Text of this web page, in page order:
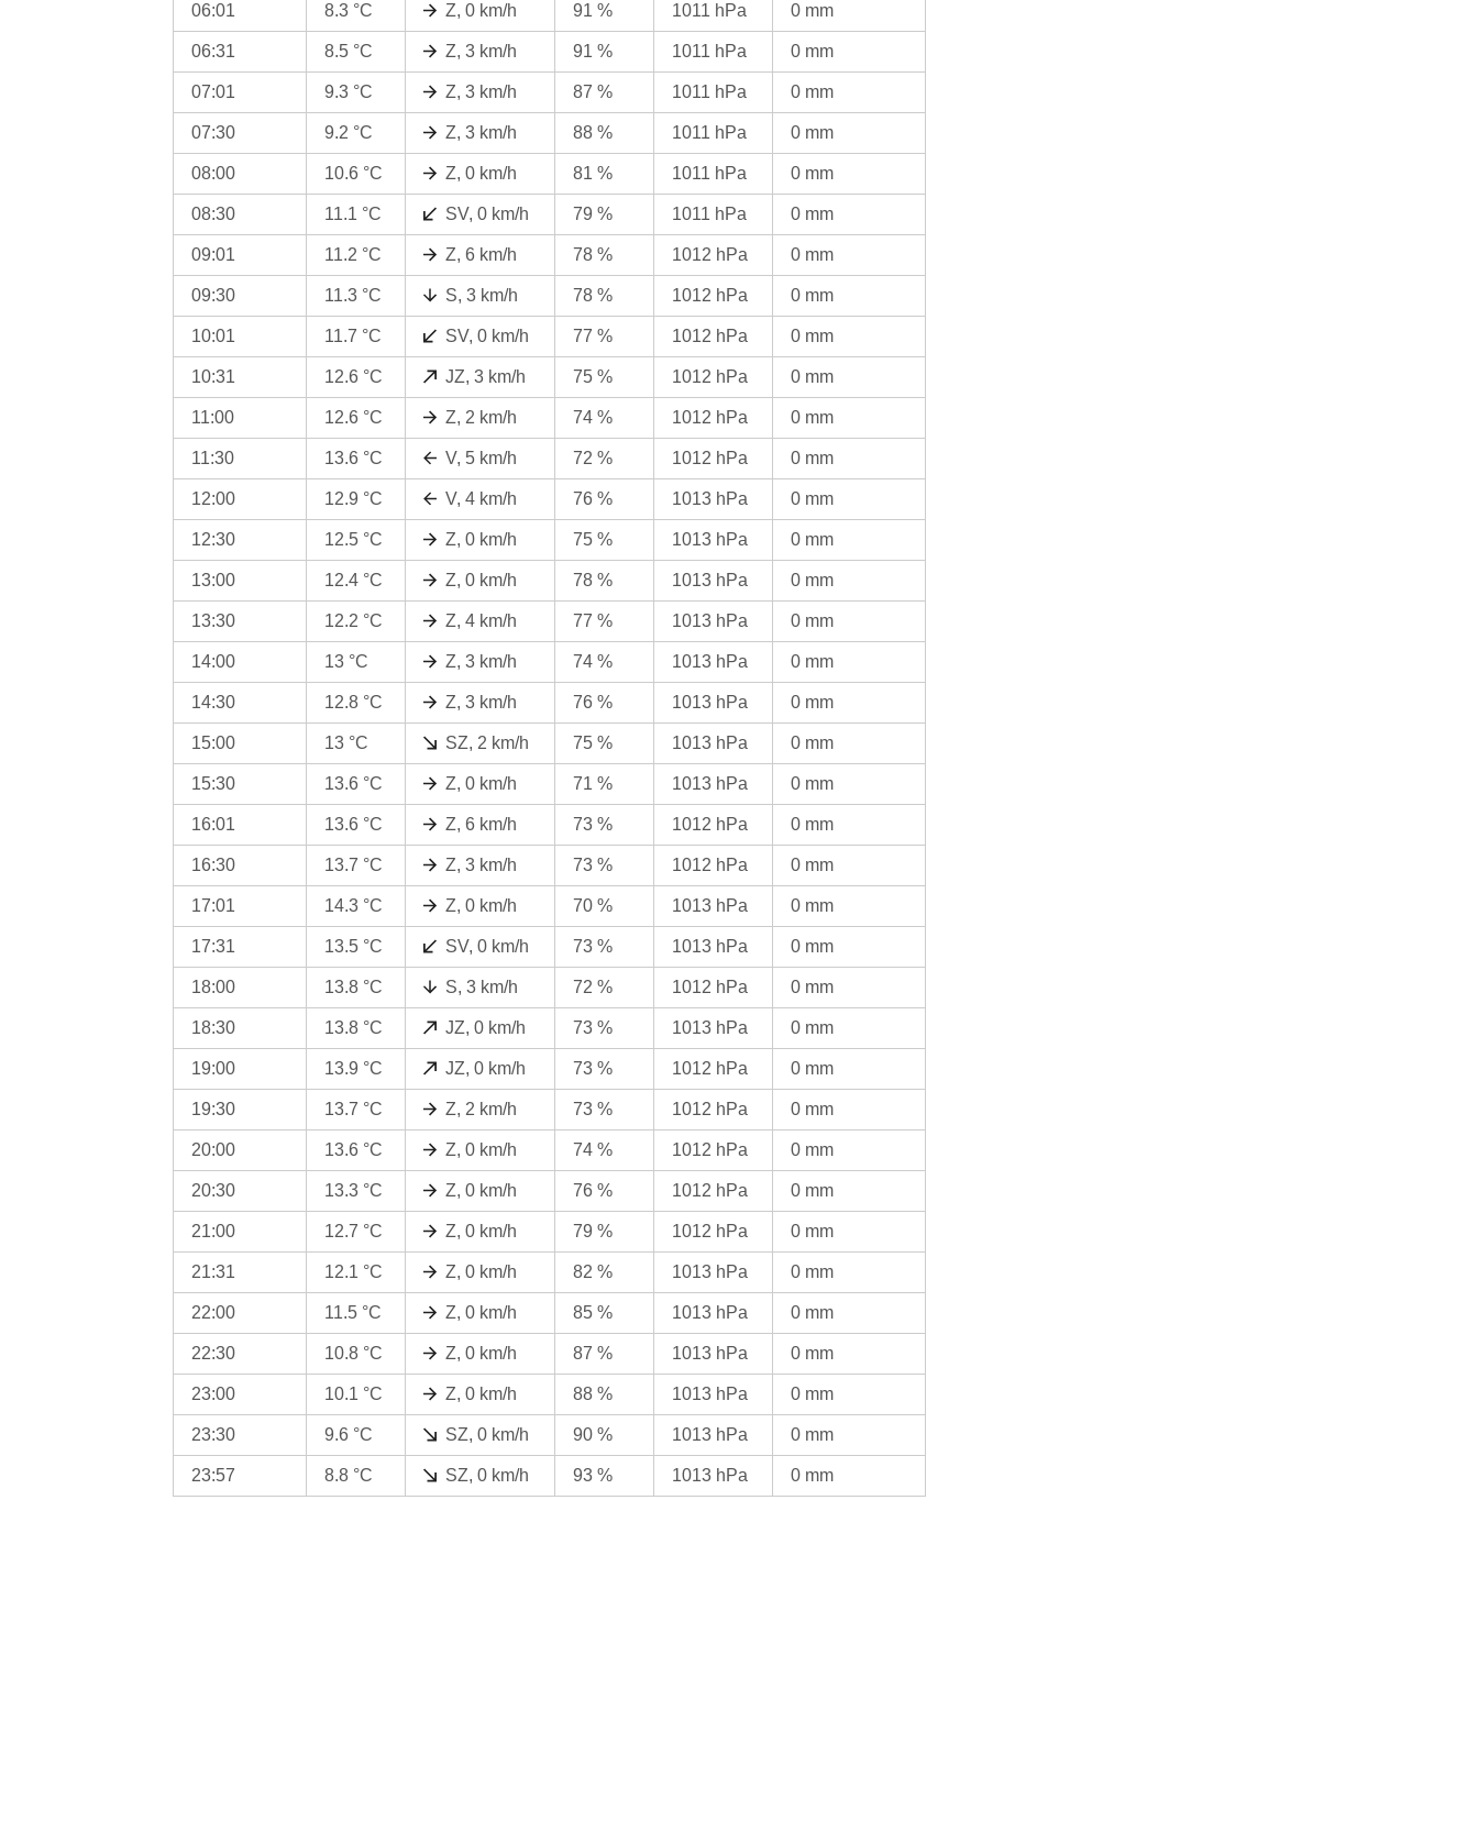
06:01 8.3 °C Z, 0 km/h 91 % 1011 hPa 0 mm
06:31 8.5 °C Z, 3 km/h 91 % 1011 hPa 0 mm
07:01 9.3 °C Z, 3 km/h 87 % 1011 hPa 0 mm
07:30 9.2 °C Z, 3 km/h 88 % 1011 hPa 0 mm
08:00 10.6 °C Z, 0 km/h 81 % 1011 hPa 0 mm
08:30 11.1 °C SV, 0 km/h 79 % 1011 hPa 0 mm
09:01 11.2 °C Z, 6 km/h 78 % 1012 hPa 0 mm
09:30 11.3 °C S, 3 km/h 78 % 1012 hPa 0 mm
10:01 11.7 °C SV, 0 km/h 77 % 1012 hPa 0 mm
10:31 12.6 °C JZ, 3 km/h 75 % 1012 hPa 0 mm
11:00 12.6 °C Z, 2 km/h 74 % 1012 hPa 0 mm
11:30 13.6 °C V, 5 km/h 72 % 1012 hPa 0 mm
12:00 12.9 °C V, 4 km/h 76 % 1013 hPa 0 mm
12:30 12.5 °C Z, 0 km/h 75 % 1013 hPa 0 mm
13:00 12.4 °C Z, 0 km/h 78 % 1013 hPa 0 mm
13:30 12.2 °C Z, 4 km/h 77 % 1013 hPa 0 mm
14:00 13 °C Z, 3 km/h 74 % 1013 hPa 0 mm
14:30 12.8 °C Z, 3 km/h 76 % 1013 hPa 0 mm
15:00 13 °C SZ, 2 km/h 75 % 1013 hPa 0 mm
15:30 13.6 °C Z, 0 km/h 71 % 1013 hPa 0 mm
16:01 13.6 °C Z, 6 km/h 73 % 1012 hPa 0 mm
16:30 13.7 °C Z, 3 km/h 73 % 1012 hPa 0 mm
17:01 14.3 °C Z, 0 km/h 70 % 1013 hPa 0 mm
17:31 13.5 °C SV, 0 km/h 73 % 1013 hPa 0 mm
18:00 13.8 °C S, 3 km/h 72 % 1012 hPa 0 mm
18:30 13.8 °C JZ, 0 km/h 73 % 1013 hPa 0 mm
19:00 13.9 °C JZ, 0 km/h 73 % 1012 hPa 0 mm
19:30 13.7 °C Z, 2 km/h 73 % 1012 hPa 0 mm
20:00 13.6 °C Z, 0 km/h 74 % 1012 hPa 0 mm
20:30 13.3 °C Z, 0 km/h 76 % 1012 hPa 0 mm
21:00 12.7 °C Z, 0 km/h 79 % 1012 hPa 0 mm
21:31 12.1 °C Z, 0 km/h 82 % 1013 hPa 0 mm
22:00 11.5 °C Z, 0 km/h 85 % 1013 hPa 0 mm
22:30 10.8 °C Z, 0 km/h 87 % 1013 hPa 0 mm
23:00 10.1 °C Z, 0 km/h 88 % 1013 hPa 0 mm
23:30 9.6 °C SZ, 0 km/h 90 % 1013 hPa 0 mm
23:57 8.8 °C SZ, 0 km/h 93 % 1013 hPa 0 mm